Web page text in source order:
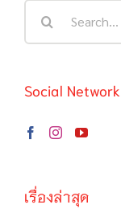
Social Network
เรื่องล่าสุด